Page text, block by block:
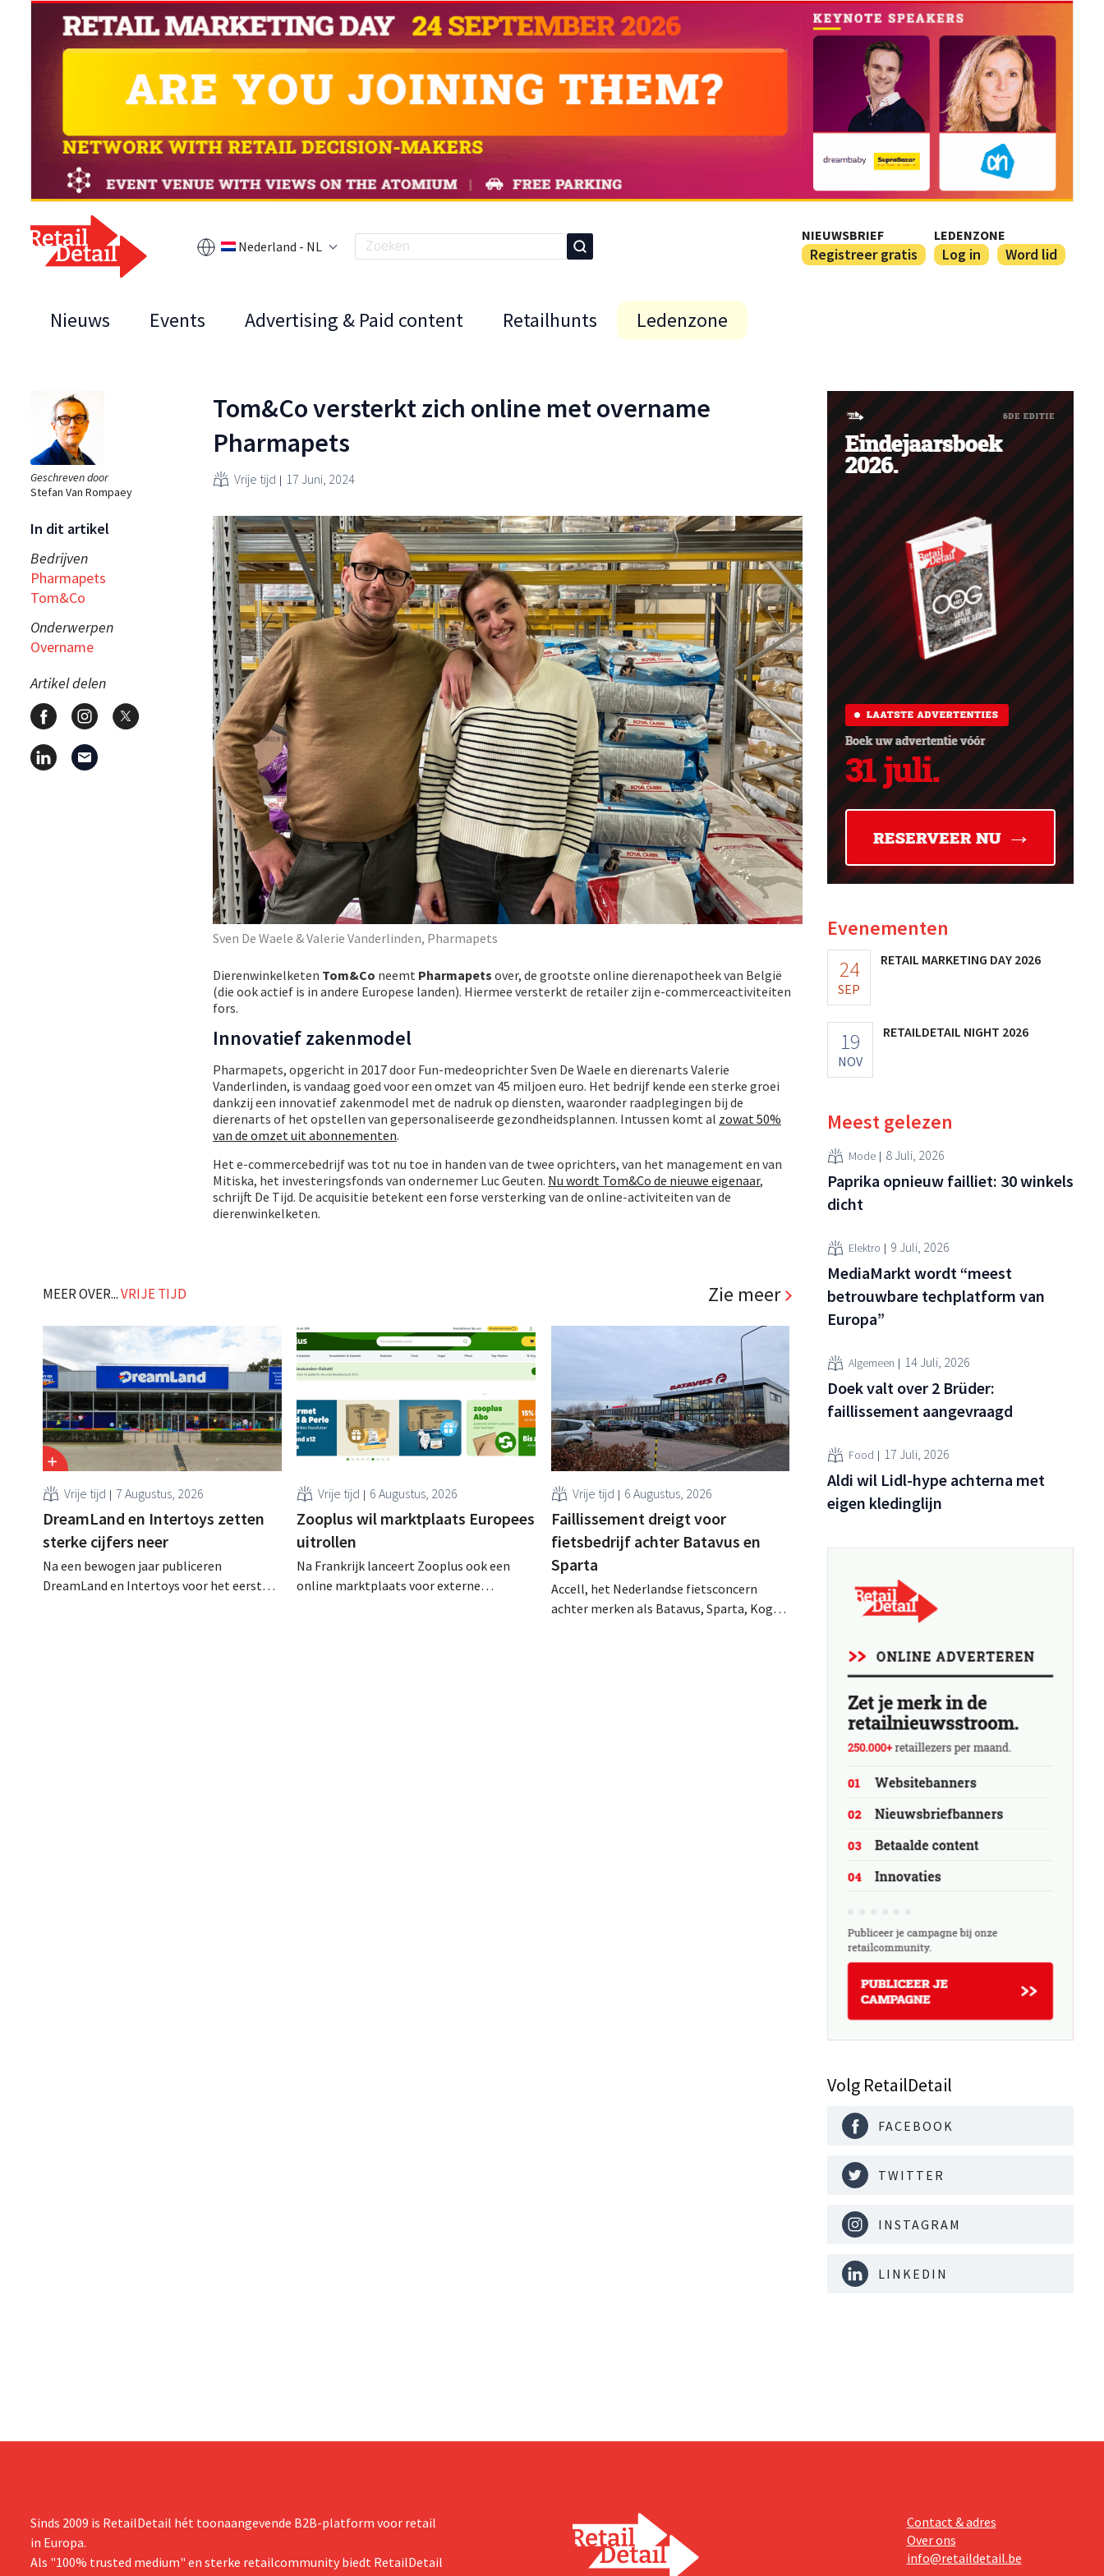
Nederland - NL
NIEUWSBRIEF
Registreer gratis
LEDENZONE
Log in Word lid
Nieuws Events Advertising & Paid content Retailhunts Ledenzone
Geschreven door
Stefan Van Rompaey
In dit artikel
Bedrijven
Pharmapets
Tom&Co
Onderwerpen
Overname
Artikel delen
Tom&Co versterkt zich online met overname
Pharmapets
Vrije tijd 17 Juni, 2024
Sven De Waele & Valerie Vanderlinden, Pharmapets
Dierenwinkelketen Tom&Co neemt Pharmapets over, de grootste online dierenapotheek van België
(die ook actief is in andere Europese landen). Hiermee versterkt de retailer zijn e-commerceactiviteiten
fors.
Innovatief zakenmodel
Pharmapets, opgericht in 2017 door Fun-medeoprichter Sven De Waele en dierenarts Valerie
Vanderlinden, is vandaag goed voor een omzet van 45 miljoen euro. Het bedrijf kende een sterke groei
dankzij een innovatief zakenmodel met de nadruk op diensten, waaronder raadplegingen bij de
dierenarts of het opstellen van gepersonaliseerde gezondheidsplannen. Intussen komt al zowat 50%
van de omzet uit abonnementen.
Het e-commercebedrijf was tot nu toe in handen van de twee oprichters, van het management en van
Mitiska, het investeringsfonds van ondernemer Luc Geuten. Nu wordt Tom&Co de nieuwe eigenaar,
schrijft De Tijd. De acquisitie betekent een forse versterking van de online-activiteiten van de
dierenwinkelketen.
MEER OVER...VRIJE TIJD Zie meer
Vrije tijd 7 Augustus, 2026
DreamLand en Intertoys zetten
sterke cijfers neer
Na een bewogen jaar publiceren
DreamLand en Intertoys voor het eerst
Vrije tijd 6 Augustus, 2026
Zooplus wil marktplaats Europees
uitrollen
Na Frankrijk lanceert Zooplus ook een
online marktplaats voor externe
Vrije tijd 6 Augustus, 2026
Faillissement dreigt voor
fietsbedrijf achter Batavus en
Sparta
Accell, het Nederlandse fietsconcern
achter merken als Batavus, Sparta, Koga
Evenementen
24
SEP
RETAIL MARKETING DAY 2026
19
NOV
RETAILDETAIL NIGHT 2026
Meest gelezen
Mode 8 Juli, 2026
Paprika opnieuw failliet: 30 winkels
dicht
Elektro 9 Juli, 2026
MediaMarkt wordt “meest
betrouwbare techplatform van
Europa”
Algemeen 14 Juli, 2026
Doek valt over 2 Brüder:
faillissement aangevraagd
Food 17 Juli, 2026
Aldi wil Lidl-hype achterna met
eigen kledinglijn
Volg RetailDetail
FACEBOOK
TWITTER
INSTAGRAM
LINKEDIN
Sinds 2009 is RetailDetail hét toonaangevende B2B-platform voor retail
in Europa.
Als "100% trusted medium" en sterke retailcommunity biedt RetailDetail
Contact & adres
Over ons
info@retaildetail.be